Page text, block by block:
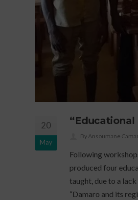
20
May
By Ansoumane
Following
produced four
taught, due to a
“Damaro and its